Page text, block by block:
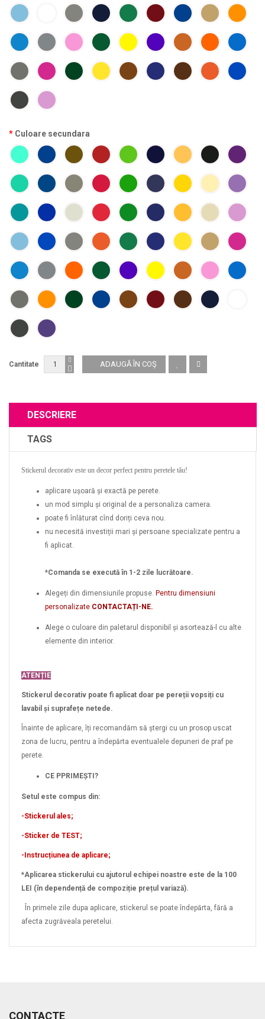
Culoare secundara
Cantitate
DESCRIERE
TAGS
Stickerul decorativ este un decor perfect pentru peretele tău!
aplicare ușoară și exactă pe perete.
un mod simplu și original de a personaliza camera.
poate fi înlăturat cînd doriți ceva nou.
nu necesită investiții mari și persoane specializate pentru a
fi aplicat.
*Comanda se execută în 1-2 zile lucrătoare.
Alegeți din dimensiunile propuse. Pentru dimensiuni
personalizate CONTACTAȚI-NE.
Alege o culoare din paletarul disponibil și asortează-l cu alte
elemente din interior.
ATENȚIE
Stickerul decorativ poate fi aplicat doar pe pereții vopsiți cu
lavabil și suprafețe netede.
Înainte de aplicare, îți recomandăm să ștergi cu un prosop uscat
zona de lucru, pentru a îndepărta eventualele depuneri de praf pe
perete.
CE PPRIMEȘTI?
Setul este compus din:
-Stickerul ales;
-Sticker de TEST;
-Instrucțiunea de aplicare;
*Aplicarea stickerului cu ajutorul echipei noastre este de la 100
LEI (în dependență de compoziție prețul variază).
În primele zile dupa aplicare, stickerul se poate îndepărta, fără a
afecta zugrăveala peretelui.
CONTACTE